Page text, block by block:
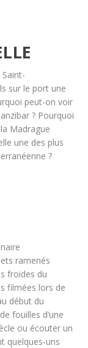
sur le port une
peut-on voir
? Pourquoi
Madrague
une des plus
?
ramenés
froides du
filmées lors de
début du
fouilles d’une
ou écouter un
quelques-uns